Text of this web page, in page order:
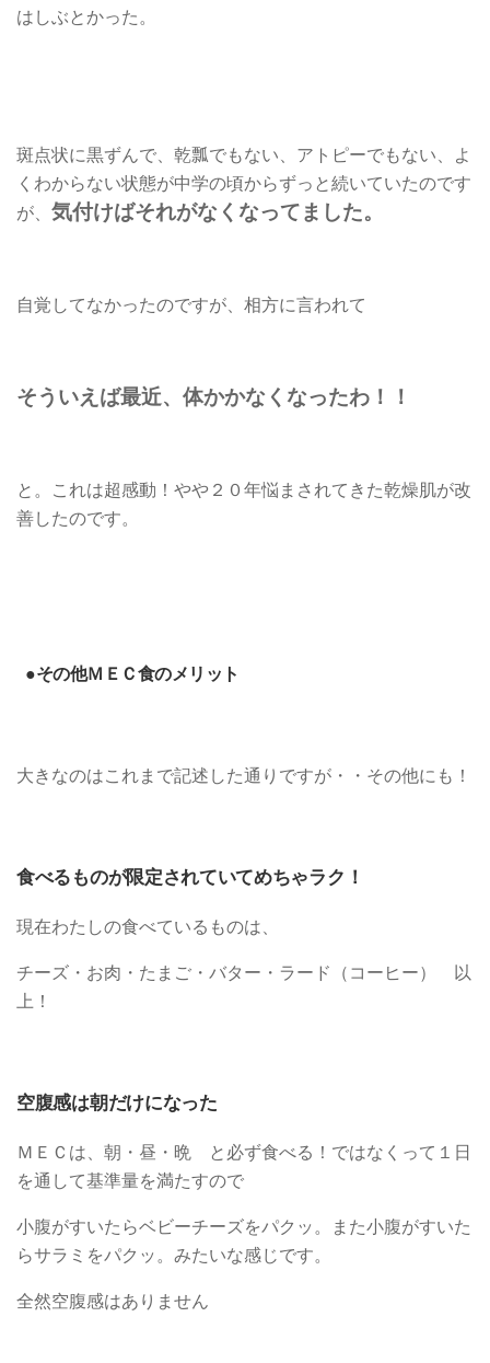
はしぶとかった。
斑点状に黒ずんで、乾瓢でもない、アトピーでもない、よ
くわからない状態が中学の頃からずっと続いていたのです
が、 気付けばそれがなくなってました。
自覚してなかったのですが、相方に言われて
そういえば最近、体かかなくなったわ！！
と。これは超感動！やや２０年悩まされてきた乾燥肌が改
善したのです。
●その他ＭＥＣ食のメリット
大きなのはこれまで記述した通りですが・・その他にも！
食べるものが限定されていてめちゃラク！
現在わたしの食べているものは、
チーズ・お肉・たまご・バター・ラード（コーヒー） 以
上！
空腹感は朝だけになった
ＭＥＣは、朝・昼・晩 と必ず食べる！ではなくって１日
を通して基準量を満たすので
小腹がすいたらベビーチーズをパクッ。また小腹がすいた
らサラミをパクッ。みたいな感じです。
全然空腹感はありません